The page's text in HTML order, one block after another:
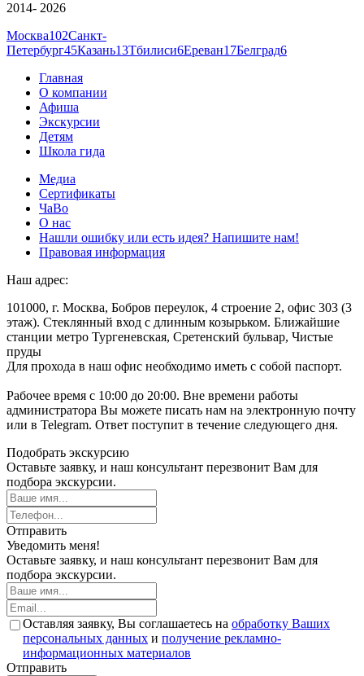
2014- 2026
Москва102Санкт-
Петербург45Казань13Тбилиси6Ереван17Белград6
Главная
О компании
Афиша
Экскурсии
Детям
Школа гида
Медиа
Сертификаты
ЧаВо
О нас
Нашли ошибку или есть идея? Напишите нам!
Правовая информация
Наш адрес:
101000, г. Москва, Бобров переулок, 4 строение 2, офис 303 (3
этаж). Стеклянный вход с длинным козырьком. Ближайшие
станции метро Тургеневская, Сретенский бульвар, Чистые
пруды
Для прохода в наш офис необходимо иметь с собой паспорт.
Рабочее время с 10:00 до 20:00. Вне времени работы
администратора Вы можете писать нам на электронную почту
или в Telegram. Ответ поступит в течение следующего дня.
Подобрать экскурсию
Оставьте заявку, и наш консультант перезвонит Вам для
подбора экскурсии.
Отправить
Уведомить меня!
Оставьте заявку, и наш консультант перезвонит Вам для
подбора экскурсии.
Оставляя заявку, Вы соглашаетесь на обработку Ваших
персональных данных и получение рекламно-
информационных материалов
Отправить